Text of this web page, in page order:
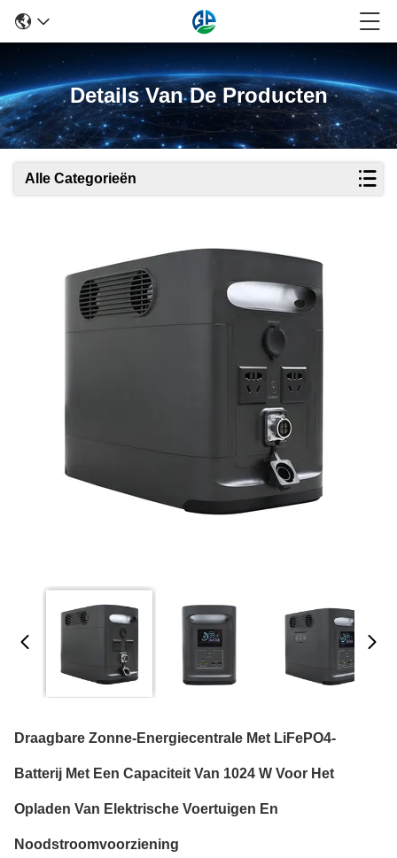
Details Van De Producten
Alle Categorieën
Draagbare Zonne-Energiecentrale Met LiFePO4-
Batterij Met Een Capaciteit Van 1024 W Voor Het
Opladen Van Elektrische Voertuigen En
Noodstroomvoorziening